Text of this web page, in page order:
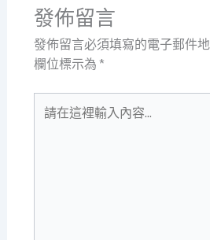
發佈留言
發佈留言必須填寫的電子郵件
欄位標示為 *
在